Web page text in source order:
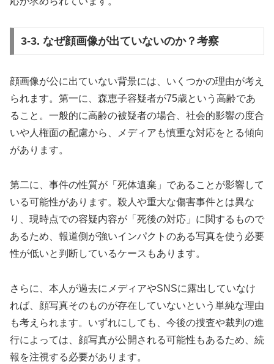
3-3. なぜ顔画像が出ていないのか？考察
顔画像が公に出ていない背景には、いくつかの理由が考え
られます。第一に、森恵子容疑者が75歳という高齢であ
ること。一般的に高齢の被疑者の場合、社会的影響の度合
いや人権面の配慮から、メディアも慎重な対応をとる傾向
があります。
第二に、事件の性質が「死体遺棄」であることが影響して
いる可能性があります。殺人や重大な傷害事件とは異な
り、現時点での容疑内容が「死後の対応」に関するもので
あるため、報道側が強いインパクトのある写真を使う必要
性が低いと判断しているケースもあります。
さらに、本人が過去にメディアやSNSに露出していなけ
れば、顔写真そのものが存在していないという単純な理由
も考えられます。いずれにしても、今後の捜査や裁判の進
行によっては、顔写真が公開される可能性もあるため、続
報を注視する必要があります。